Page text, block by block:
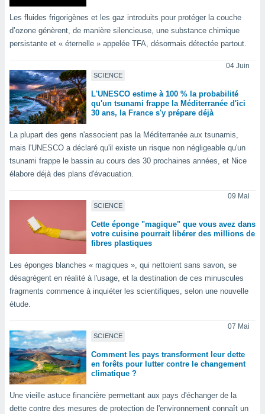
la
du
en
de
votre
à
en
web.
les
pas
de
vous
à
notre
Les fluides frigorigènes et les gaz introduits pour protéger la couche
d’ozone génèrent, de manière silencieuse, une substance chimique
persistante et « éternelle » appelée TFA, désormais détectée partout.
SCIENCE
04 Juin
L'UNESCO estime à 100 % la probabilité
qu'un tsunami frappe la Méditerranée d'ici
30 ans, la France s'y prépare déjà
La plupart des gens n'associent pas la Méditerranée aux tsunamis,
mais l'UNESCO a déclaré qu'il existe un risque non négligeable qu'un
tsunami frappe le bassin au cours des 30 prochaines années, et Nice
élabore déjà des plans d'évacuation.
SCIENCE
09 Mai
Cette éponge "magique" que vous avez dans
votre cuisine pourrait libérer des millions de
fibres plastiques
Les éponges blanches « magiques », qui nettoient sans savon, se
désagrègent en réalité à l'usage, et la destination de ces minuscules
fragments commence à inquiéter les scientifiques, selon une nouvelle
étude.
SCIENCE
07 Mai
Comment les pays transforment leur dette
en forêts pour lutter contre le changement
climatique ?
Une vieille astuce financière permettant aux pays d'échanger de la
dette contre des mesures de protection de l'environnement connaît un